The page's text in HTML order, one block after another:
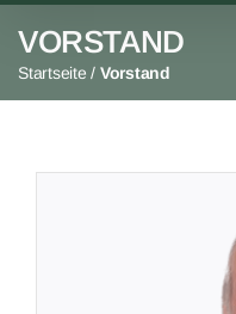
VORSTAND
Startseite / Vorstand